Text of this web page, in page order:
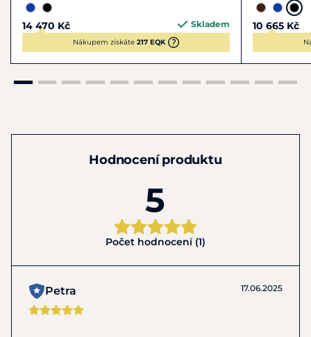
14 470 Kč Skladem
Nákupem získáte 217 EQK
10 665 Kč
Hodnocení produktu
5
Počet hodnocení (1)
Petra 17.06.2025